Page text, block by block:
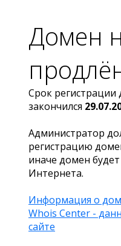
Домен
Срок регистрации
закончился
Администратор
регистрацию
иначе домен
Интернета.
Информация о
Whois Center -
сайте